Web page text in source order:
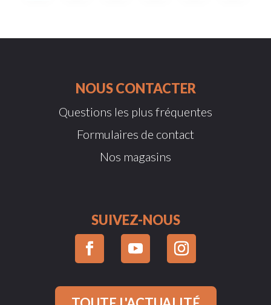
NOUS CONTACTER
Questions les plus fréquentes
Formulaires de contact
Nos magasins
SUIVEZ-NOUS